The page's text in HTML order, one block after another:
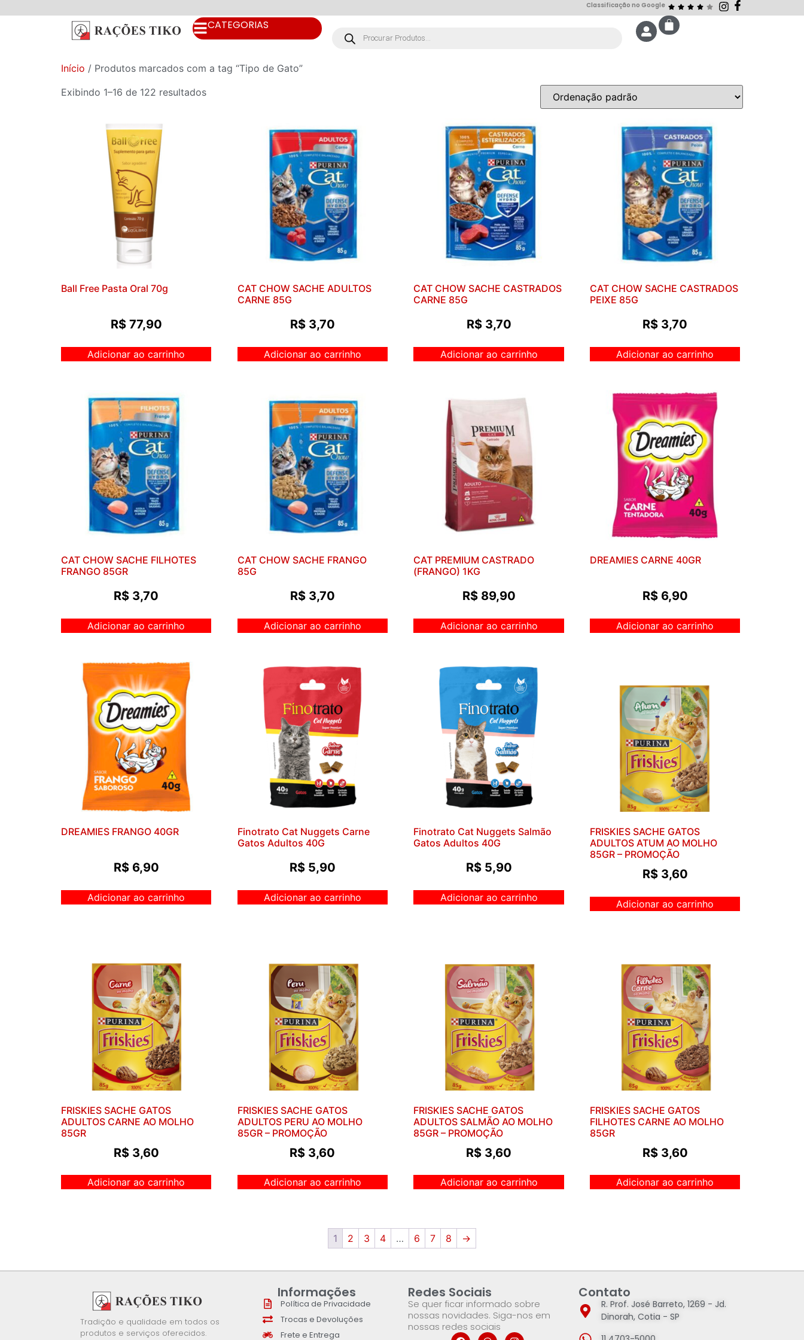
Classificação no Google
CATEGORIAS
Início / Produtos marcados com a tag “Tipo de Gato”
Exibindo 1–16 de 122 resultados
Ball Free Pasta Oral 70g
R$77,90
Adicionar ao carrinho
CAT CHOW SACHE ADULTOS
CARNE 85G
R$3,70
Adicionar ao carrinho
CAT CHOW SACHE CASTRADOS
CARNE 85G
R$3,70
Adicionar ao carrinho
CAT CHOW SACHE CASTRADOS
PEIXE 85G
R$ 3,70
Adicionar ao carrinho
CAT CHOW SACHE FILHOTES
FRANGO 85GR
R$ 3,70
Adicionar ao carrinho
CAT CHOW SACHE FRANGO
85G
R$3,70
Adicionar ao carrinho
CAT PREMIUM CASTRADO
(FRANGO) 1KG
R$89,90
Adicionar ao carrinho
DREAMIES CARNE 40GR
R$6,90
Adicionar ao carrinho
DREAMIES FRANGO 40GR
R$6,90
Adicionar ao carrinho
Finotrato Cat Nuggets Carne
Gatos Adultos 40G
R$5,90
Adicionar ao carrinho
Finotrato Cat Nuggets Salmão
Gatos Adultos 40G
R$5,90
Adicionar ao carrinho
FRISKIES SACHE GATOS
ADULTOS ATUM AO MOLHO
85GR – PROMOÇÃO
R$3,60
Adicionar ao carrinho
FRISKIES SACHE GATOS
ADULTOS CARNE AO MOLHO
85GR
R$3,60
Adicionar ao carrinho
FRISKIES SACHE GATOS
ADULTOS PERU AO MOLHO
85GR – PROMOÇÃO
R$ 3,60
Adicionar ao carrinho
FRISKIES SACHE GATOS
ADULTOS SALMÃO AO MOLHO
85GR – PROMOÇÃO
R$ 3,60
Adicionar ao carrinho
FRISKIES SACHE GATOS
FILHOTES CARNE AO MOLHO
85GR
R$3,60
Adicionar ao carrinho
1 2 3 4 … 6 7 8 →
Tradição e qualidade em todos os
produtos e serviços oferecidos.
Informações
Política de Privacidade
Trocas e Devoluções
Frete e Entrega
Redes Sociais
Se quer ficar informado sobre
nossas novidades. Siga-nos em
nossas redes sociais
Contato
R. Prof. José Barreto, 1269 - Jd.
Dinorah, Cotia - SP